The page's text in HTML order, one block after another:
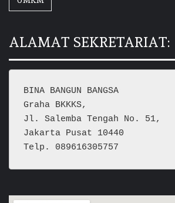
ALAMAT SEKRETARIAT:
BINA BANGUN BANGSA
Graha BKKKS,
Jl. Salemba Tengah No. 51,
Jakarta Pusat 10440
Telp. 089616305757